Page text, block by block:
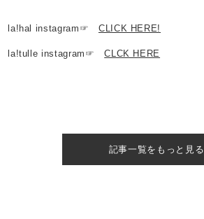
la!hal instagram☞ CLICK HERE!
la!tulle instagram☞CLCK HERE
記事一覧をもっと見る